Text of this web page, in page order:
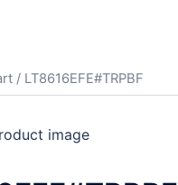
/ LT8616EFE#TRPBF